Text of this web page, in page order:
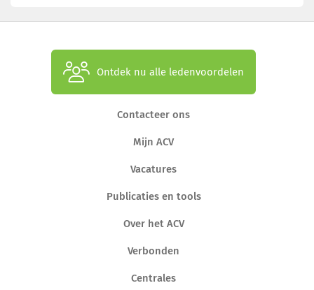
Ontdek nu alle ledenvoordelen
Contacteer ons
Mijn ACV
Vacatures
Publicaties en tools
Over het ACV
Verbonden
Centrales